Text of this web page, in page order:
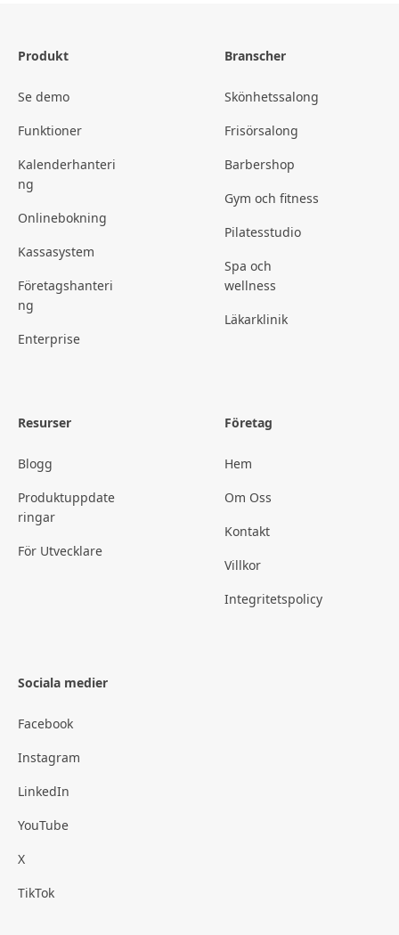
Produkt
Se demo
Funktioner
Kalenderhanteri
ng
Onlinebokning
Kassasystem
Företagshanteri
ng
Enterprise
Branscher
Skönhetssalong
Frisörsalong
Barbershop
Gym och fitness
Pilatesstudio
Spa och
wellness
Läkarklinik
Resurser
Blogg
Produktuppdate
ringar
För Utvecklare
Företag
Hem
Om Oss
Kontakt
Villkor
Integritetspolicy
Sociala medier
Facebook
Instagram
LinkedIn
YouTube
X
TikTok